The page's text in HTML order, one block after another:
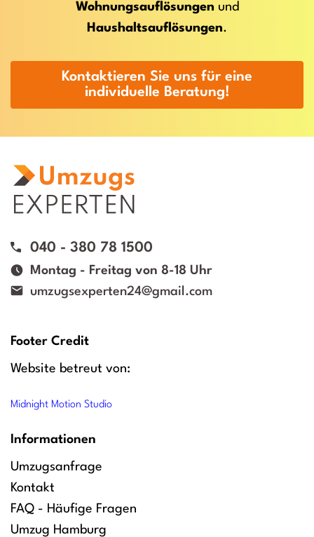
Wohnungsauflösungen und
Haushaltsauflösungen.
Kontaktieren Sie uns für eine
individuelle Beratung!
040 - 380 78 1500
Montag - Freitag von 8-18 Uhr
umzugsexperten24@gmail.com
Footer Credit
Website betreut von:
Midnight Motion Studio
Informationen
Umzugsanfrage
Kontakt
FAQ - Häufige Fragen
Umzug Hamburg